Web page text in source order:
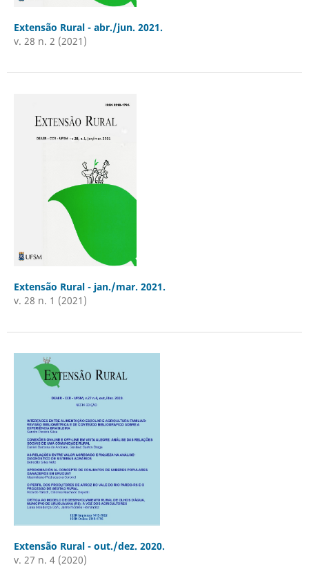
Extensão Rural - abr./jun. 2021.
v. 28 n. 2 (2021)
Extensão Rural - jan./mar. 2021.
v. 28 n. 1 (2021)
Extensão Rural - out./dez. 2020.
v. 27 n. 4 (2020)